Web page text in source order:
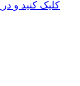
کلیک کنید و